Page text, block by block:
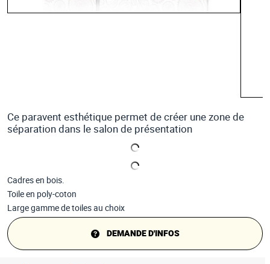
Ce paravent esthétique permet de créer une zone de
séparation dans le salon de présentation
Cadres en bois.
Toile en poly-coton
Large gamme de toiles au choix
DEMANDE D'INFOS